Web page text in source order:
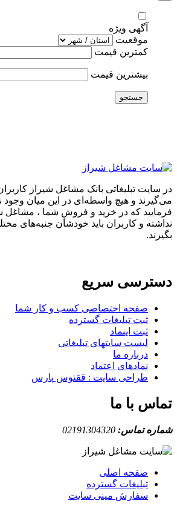
آگهی ویژه
موقعیت
کمترین قیمت
بیشترین قیمت
جستجو
در سایت تبلیغاتی بانک مشاغل شیراز
می‌گیرند و هیچ واسطه‌ای در این میان وجود
فرمایید که در خرید و فروشِ شما ، مشاغل
نداشته و کاربران باید خودشان جنبه‌های
بگیرند.
دسترسی سریع
صفحه اختصاصی کسب و کار شما
ثبت تبلیغات گسترده
ثبت اینماد
لیست سایتهای تبلیغاتی
درباره ما
نمادهای اعتماد
طراحی سایت : ققنوس پارس
تماس با ما
شماره تماس: 02191304320
صفحه اصلی
تبلیغات گسترده
سفارش مینی سایت